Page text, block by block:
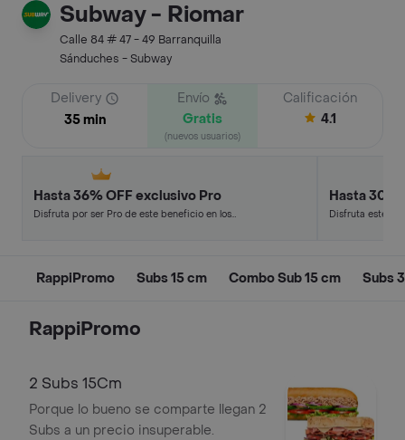
Subway - Riomar
Calle 84 # 47 - 49 Barranquilla
Sánduches - Subway
Delivery
35 min
Envío
Gratis
(nuevos usuarios)
Calificación
4.1
Hasta 36% OFF exclusivo Pro
Disfruta por ser Pro de este beneficio en los
Hasta 30%
Disfruta este
RappiPromo Subs 15 cm Combo Sub 15 cm Subs
RappiPromo
2 Subs 15Cm
Porque lo bueno se comparte llegan 2
Subs a un precio insuperable.